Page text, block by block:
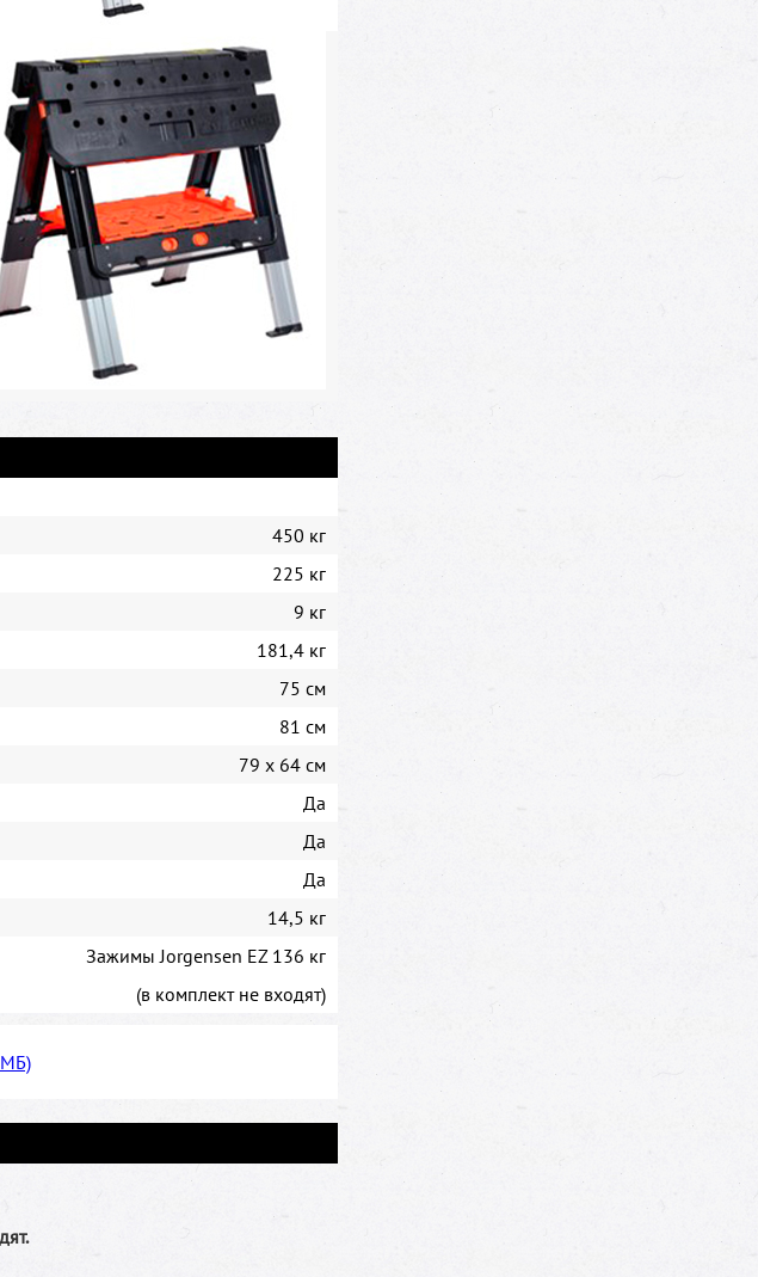
450 кг
225 кг
9 кг
181,4 кг
75 см
81 см
79 x 64 см
Да
Да
Да
14,5 кг
Зажимы Jorgensen EZ 136 кг
(в комплект не входят)
МБ)